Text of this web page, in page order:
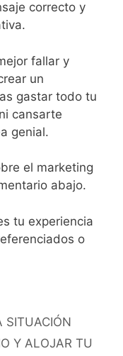
correcto y
fallar y
un
gastar todo tu
cansarte
genial.
el marketing
abajo.
tu experiencia
o
SITUACIÓN
Y ALOJAR TU